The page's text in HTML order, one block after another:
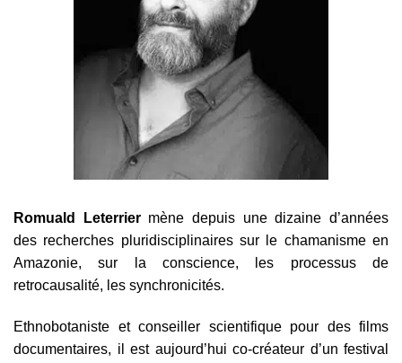
Romuald Leterriermène depuis une dizaine d’années
des recherches pluridisciplinaires sur le chamanisme en
Amazonie, sur la conscience, les processus de
retrocausalité, les synchronicités.
Ethnobotaniste et conseiller scientifique pour des films
documentaires, il est aujourd’hui co-créateur d’un festival